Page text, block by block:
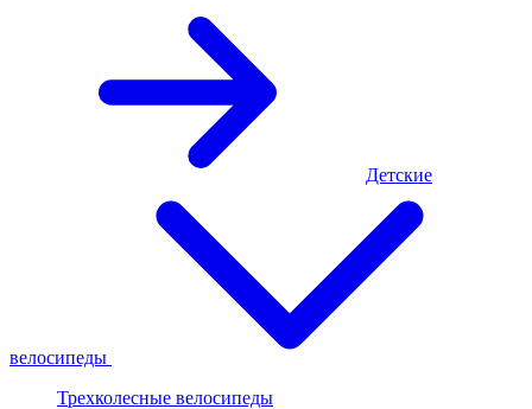
Детские
велосипеды
Трехколесные велосипеды